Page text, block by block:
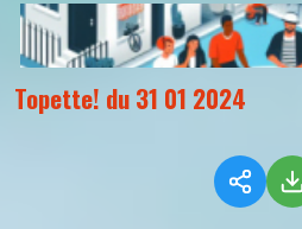
Topette! du 31 01 2024